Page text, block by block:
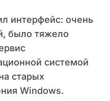
интерфейс: очень
было тяжело
системой
старых
Windows.